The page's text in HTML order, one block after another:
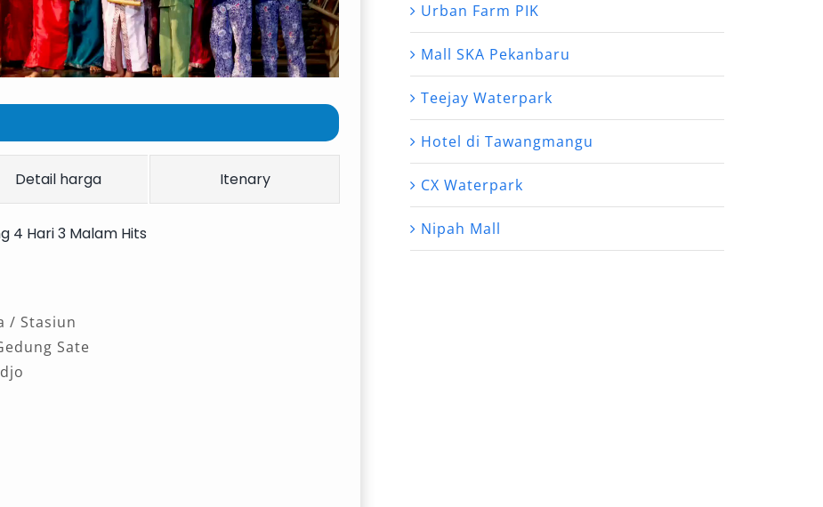
Detail harga Itenary
4 Hari 3 Malam Hits
/ Stasiun
Sate
Urban Farm PIK
Mall SKA Pekanbaru
Teejay Waterpark
Hotel di Tawangmangu
CX Waterpark
Nipah Mall